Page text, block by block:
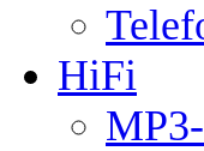
HiFi